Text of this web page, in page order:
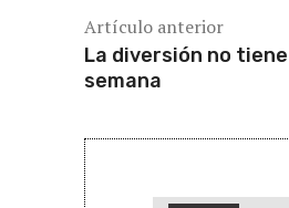
Artículo anterior
La diversión no
semana